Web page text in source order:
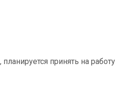
принять на работу